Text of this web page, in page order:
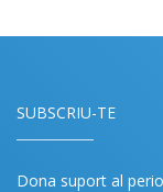
SUBSCRIU-TE
Dona suport al